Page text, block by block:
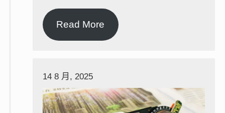
Read More
14 8 月, 2025